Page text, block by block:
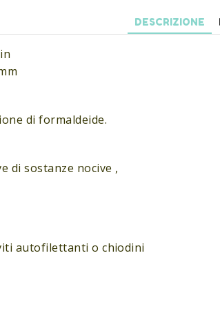
DESCRIZIONE
di formaldeide.
di sostanze nocive ,
autofilettanti o chiodini